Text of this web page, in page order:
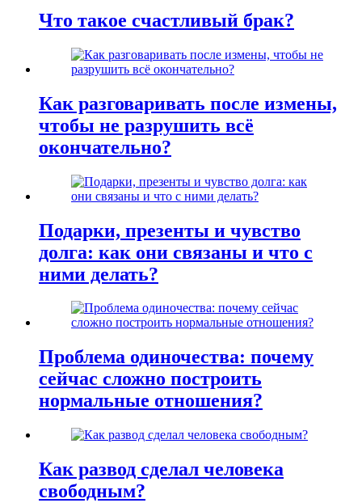
Что такое счастливый брак?
Как разговаривать после измены,
чтобы не разрушить всё
окончательно?
Подарки, презенты и чувство
долга: как они связаны и что с
ними делать?
Проблема одиночества: почему
сейчас сложно построить
нормальные отношения?
Как развод сделал человека
свободным?